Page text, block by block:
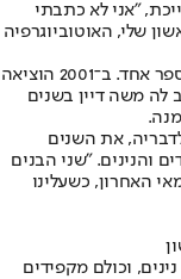
"אני לא כתבתי
יצא הספר הראשון שלי, האוטוביוגרפיה
כמו רבים מבני המשפחה, גם היא לא הסתפקה בספר אחד. ב־2001 הוציאה
לה משה דיין בשנים
את השנים
והנינים. "שני הבנים
האחרון, כשעלינו
וכולם מקפידים